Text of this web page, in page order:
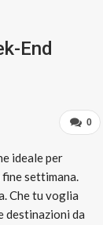
End
0
ideale per
settimana.
Che tu voglia
destinazioni da